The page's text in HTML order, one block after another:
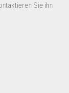
Sie ihn